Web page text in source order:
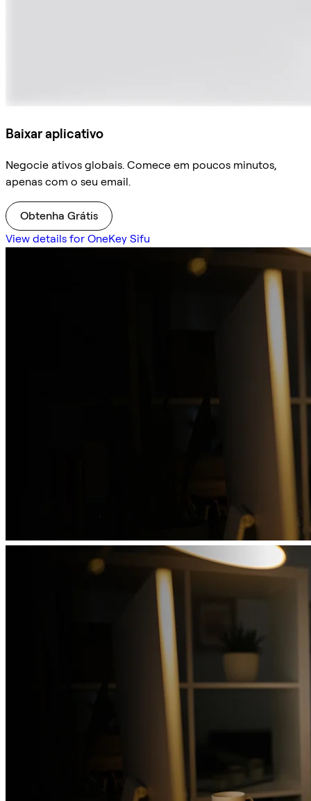
Baixar aplicativo
Negocie ativos globais. Comece em poucos minutos,
apenas com o seu email.
Obtenha Grátis
View details for OneKey Sifu